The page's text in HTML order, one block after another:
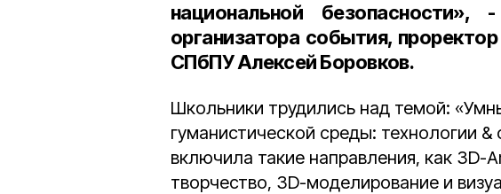
национальной безопасности»,
организатора события,
СПбПУ Алексей Боровков.
Школьники трудились над темой:
гуманистической среды: технологии
включила такие направления, как
творчество, 3D-моделирование и